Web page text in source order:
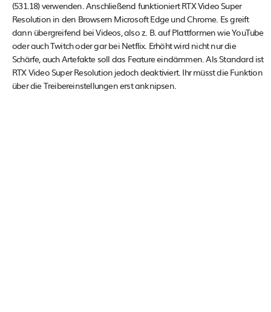
(531.18) verwenden. Anschließend funktioniert RTX Video Super
Resolution in den Browsern Microsoft Edge und Chrome. Es greift
dann übergreifend bei Videos, also z. B. auf Plattformen wie YouTube
oder auch Twitch oder gar bei Netflix. Erhöht wird nicht nur die
Schärfe, auch Artefakte soll das Feature eindämmen. Als Standard ist
RTX Video Super Resolution jedoch deaktiviert. Ihr müsst die Funktion
über die Treibereinstellungen erst anknipsen.